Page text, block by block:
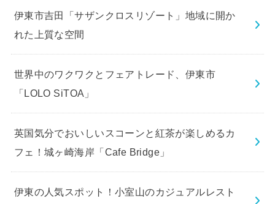
伊東市吉田「サザンクロスリゾート」地域に開か
れた上質な空間
世界中のワクワクとフェアトレード、伊東市
「LOLO SiTOA」
英国気分でおいしいスコーンと紅茶が楽しめるカ
フェ！城ヶ崎海岸「Cafe Bridge」
伊東の人気スポット！小室山のカジュアルレスト